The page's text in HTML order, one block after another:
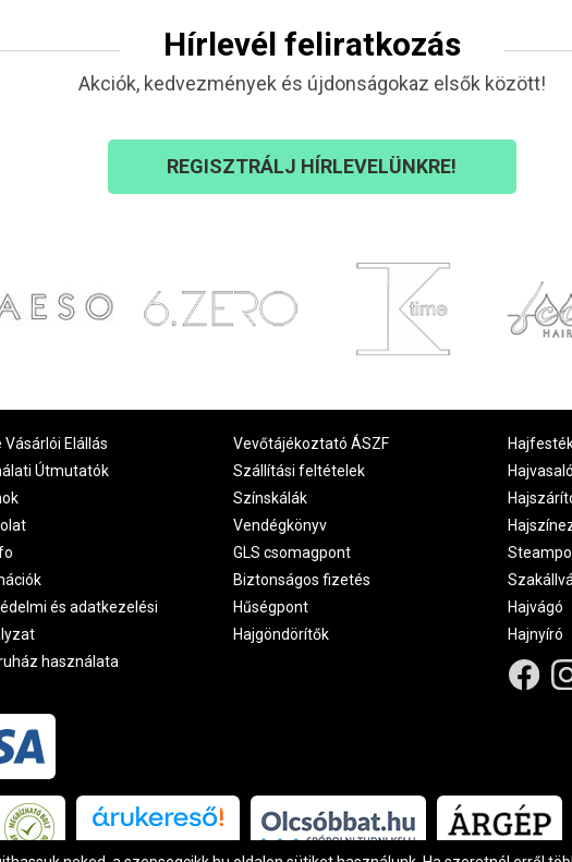
Hírlevél feliratkozás
Akciók, kedvezmények és újdonságokaz elsők között!
REGISZTRÁLJ HÍRLEVELÜNKRE!
Vásárlói Elállás
Útmutatók
és adatkezelési
használata
Vevőtájékoztató ÁSZF
Szállítási feltételek
Színskálák
Vendégkönyv
GLS csomagpont
Biztonságos fizetés
Hűségpont
Hajgöndörítők
Hajvasaló
Hajvágó
Hajnyíró
Árukereső.hu